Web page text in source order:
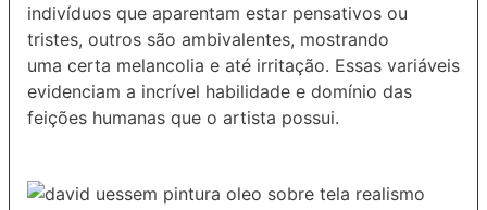
indivíduos que aparentam estar pensativos ou
tristes, outros são ambivalentes, mostrando
uma certa melancolia e até irritação. Essas variáveis
evidenciam a incrível habilidade e domínio das
feições humanas que o artista possui.